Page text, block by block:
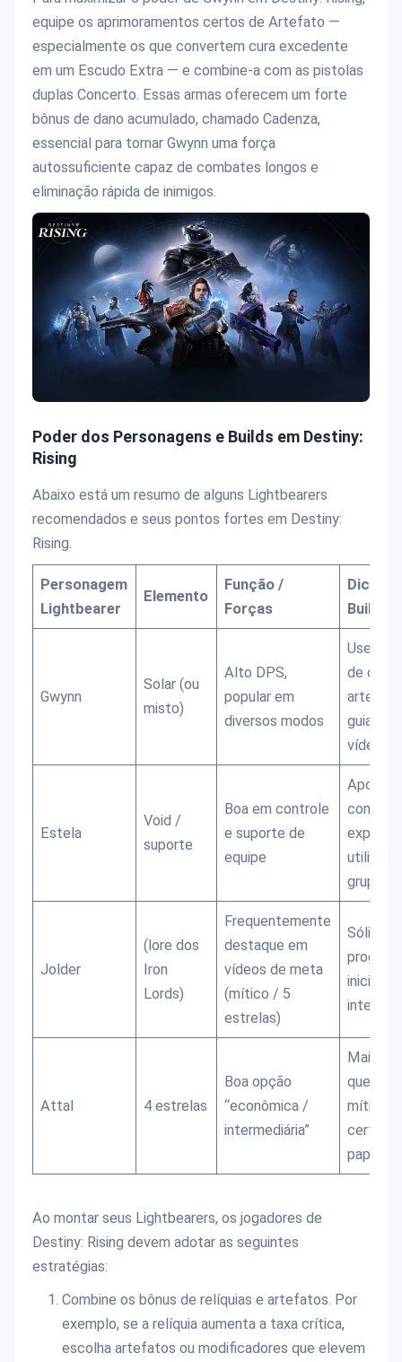
equipe os aprimoramentos certos de Artefato —
especialmente os que convertem cura excedente
em um Escudo Extra — e combine-a com as pistolas
duplas Concerto. Essas armas oferecem um forte
bônus de dano acumulado, chamado Cadenza,
essencial para tornar Gwynn uma força
autossuficiente capaz de combates longos e
eliminação rápida de inimigos.
Poder dos Personagens e Builds em Destiny:
Rising
Abaixo está um resumo de alguns Lightbearers
recomendados e seus pontos fortes em Destiny:
Rising.
Personagem
Lightbearer
Elemento
Função /
Forças
Dicas
Build
Gwynn
Solar (ou
misto)
Alto DPS,
popular em
diversos modos
Use
de
guia em
vídeo.
Estela
Void /
suporte
Boa em controle
e suporte de
equipe
Apoia
combos
grupo.
Jolder
(lore dos
Iron
Lords)
Frequentemente
destaque em
vídeos de meta
(mítico / 5
estrelas)
Sólido
inicial e
Attal 4 estrelas
Boa opção
“econômica /
intermediária”
Mais
que
míticos
certos
papéis.
Ao montar seus Lightbearers, os jogadores de
Destiny: Rising devem adotar as seguintes
estratégias:
Combine os bônus de relíquias e artefatos. Por
exemplo, se a relíquia aumenta a taxa crítica,
escolha artefatos ou modificadores que elevem